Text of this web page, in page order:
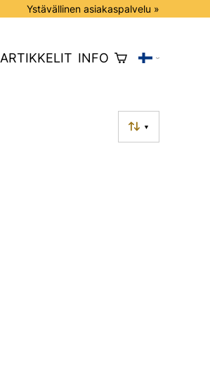
Ystävällinen asiakaspalvelu »
ARTIKKELIT INFO
▼